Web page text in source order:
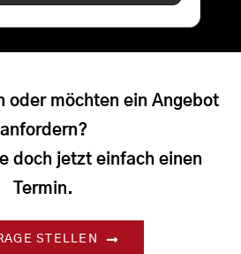
oder möchten ein Angebot
anfordern?
doch jetzt einfach einen
Termin.
STELLEN